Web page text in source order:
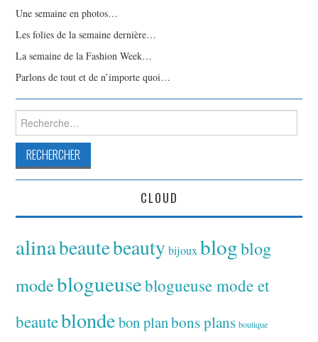
Une semaine en photos…
Les folies de la semaine dernière…
La semaine de la Fashion Week…
Parlons de tout et de n’importe quoi…
Rechercher :
CLOUD
alinabeautebeauty bijoux blogblog
modeblogueuseblogueuse mode et
beauteblondebon planbons plans boutique